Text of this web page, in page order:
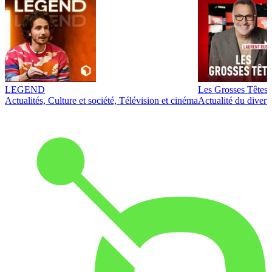
LEGEND
Actualités, Culture et société, Télévision et cinéma
Les Grosses Têtes
Actualité du